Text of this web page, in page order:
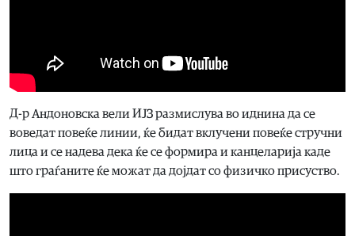
Д-р Андоновска вели ИЈЗ размислува во иднина да се
воведат повеќе линии, ќе бидат вклучени повеќе стручни
лица и се надева дека ќе се формира и канцеларија каде
што граѓаните ќе можат да дојдат со физичко присуство.